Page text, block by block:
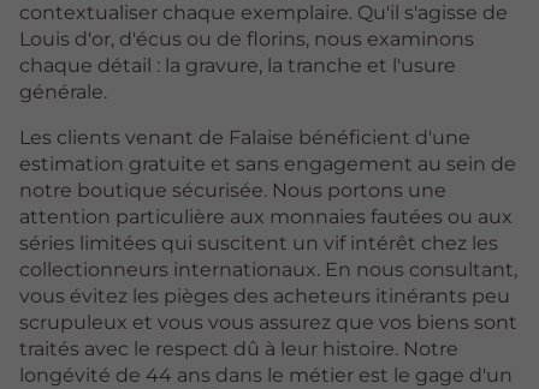
contextualiser chaque exemplaire. Qu'il s'agisse de
Louis d'or, d'écus ou de florins, nous examinons
chaque détail : la gravure, la tranche et l'usure
générale.
Les clients venant de Falaise bénéficient d'une
estimation gratuite et sans engagement au sein de
notre boutique sécurisée. Nous portons une
attention particulière aux monnaies fautées ou aux
séries limitées qui suscitent un vif intérêt chez les
collectionneurs internationaux. En nous consultant,
vous évitez les pièges des acheteurs itinérants peu
scrupuleux et vous vous assurez que vos biens sont
traités avec le respect dû à leur histoire. Notre
longévité de 44 ans dans le métier est le gage d'un